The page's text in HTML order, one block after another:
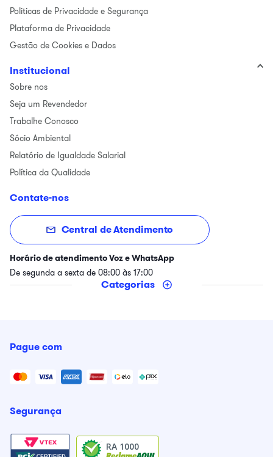
Politicas de Privacidade e Segurança
Plataforma de Privacidade
Gestão de Cookies e Dados
Institucional
Sobre nos
Seja um Revendedor
Trabalhe Conosco
Sócio Ambiental
Relatório de Igualdade Salarial
Política da Qualidade
Contate-nos
Central de Atendimento
Horário de atendimento Voz e WhatsApp
De segunda a sexta de 08:00 às 17:00
Categorias
Pague com
Segurança
RA 1000